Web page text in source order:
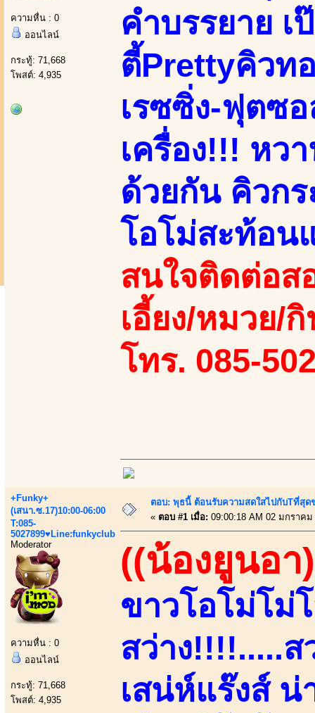
ความหื่น : 0
ออนไลน์
กระทู้: 71,668
โพสต์: 4,935
คำบรรยาย เ
ตี้Prettyคิวท
เรซซิ่ง-ฟุตซ
เครื่อง!!! หว
ด้วยกัน คิวก
โอโม่สะท้อน
สนใจติดต่อส
เอี้ยง/หมวย/
โทร. 085-
+Funky+
(เสนา.ซ.17)10:00-06:00
T:085-
5027899♥Line:funkyclub
Moderator
ความหื่น : 0
ออนไลน์
กระทู้: 71,668
โพสต์: 4,935
ตอบ: พุธนี้ ต้อนรับความสดใสไปกับTที่สุด
« ตอบ #1 เมื่อ: 09:00:18 AM 02 มกราคม
((น้องยูนอา
ขาวโอโม่โม่
สว่าง!!!!.....ส
เสน่ห์แร๊งส์